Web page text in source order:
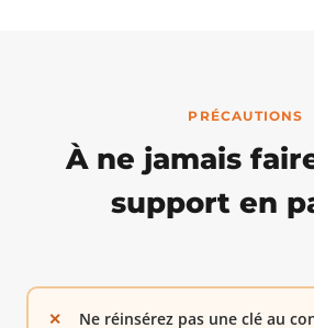
PRÉCAUTIONS
À ne jamais
support en
Ne réinsérez pas une clé au